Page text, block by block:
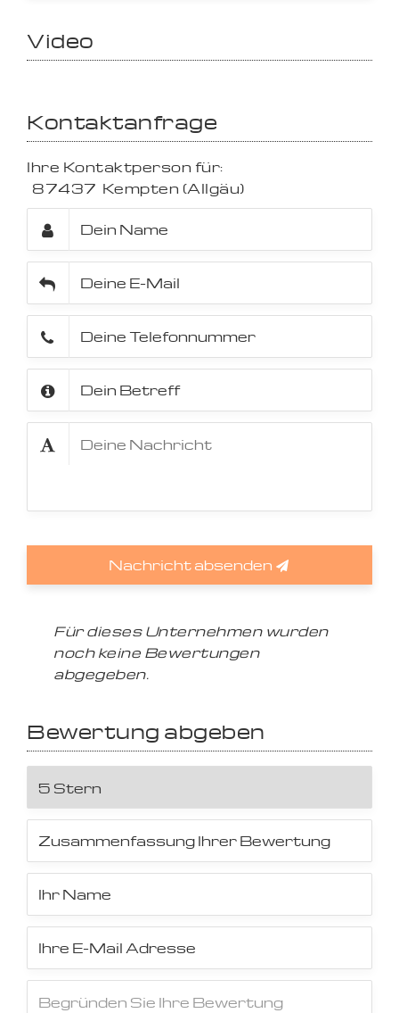
Video
Kontaktanfrage
Ihre Kontaktperson für:
87437 Kempten (Allgäu)
Nachricht absenden
Für dieses Unternehmen wurden
noch keine Bewertungen
abgegeben.
Bewertung abgeben